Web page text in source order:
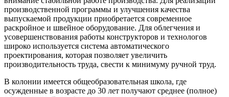
производственной программы и улучшения качества
выпускаемой продукции приобретается современное
раскройное и швейное оборудование. Для облегчения и
усовершенствования работы конструкторов и технологов
широко используется система автоматического
проектирования, которая позволяет увеличить
производительность труда, свести к минимуму ручной труд.
В колонии имеется общеобразовательная школа, где
осужденные в возрасте до 30 лет получают среднее (полное)